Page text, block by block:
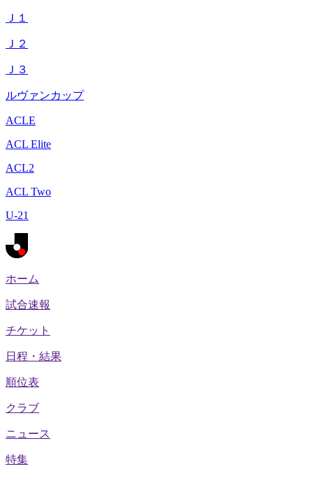
Ｊ１
Ｊ２
Ｊ３
ルヴァンカップ
ACLE
ACL Elite
ACL2
ACL Two
U-21
ホーム
試合速報
チケット
日程・結果
順位表
クラブ
ニュース
特集